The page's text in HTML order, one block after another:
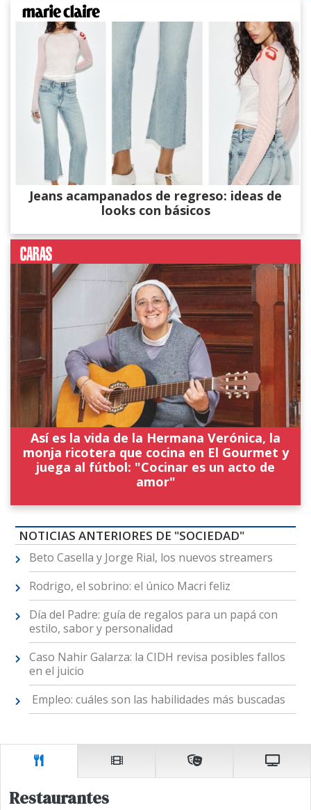
Jeans acampanados de regreso: ideas de
looks con básicos
Así es la vida de la Hermana Verónica, la
monja ricotera que cocina en El Gourmet y
juega al fútbol: "Cocinar es un acto de
amor"
NOTICIAS ANTERIORES DE "SOCIEDAD"
Beto Casella y Jorge Rial, los nuevos streamers
Rodrigo, el sobrino: el único Macri feliz
Día del Padre: guía de regalos para un papá con
estilo, sabor y personalidad
Caso Nahir Galarza: la CIDH revisa posibles fallos
en el juicio
Empleo: cuáles son las habilidades más buscadas
Restaurantes